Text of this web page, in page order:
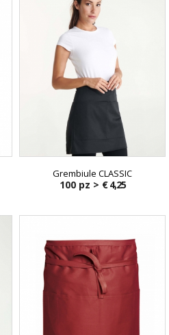
Grembiule CLASSIC
100 pz > € 4,25